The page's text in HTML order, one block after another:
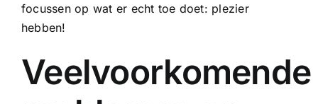
focussen op wat er echt toe doet: plezier
hebben!
Veelvoorkomende